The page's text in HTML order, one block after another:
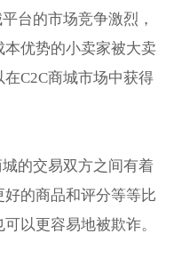
台的市场竞争激烈，
优势的小卖家被大卖
C2C商城市场中获得
的交易双方之间有着
的商品和评分等等比
以更容易地被欺诈。